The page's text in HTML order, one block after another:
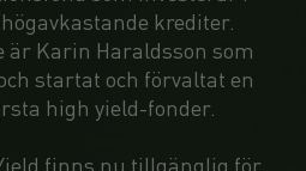
krediter.
är Karin Haraldsson som
startat och förvaltat en
high yield-fonder.
finns nu tillgänglig för